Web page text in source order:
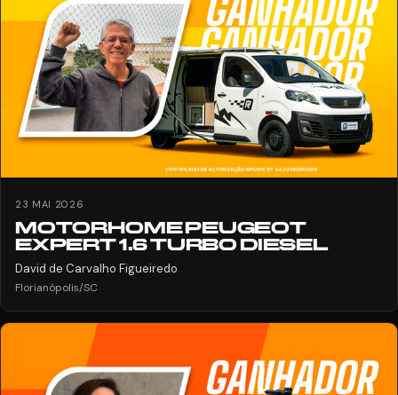
23 MAI 2026
MOTORHOME PEUGEOT
EXPERT 1.6 TURBO DIESEL
David de Carvalho Figueiredo
Florianópolis/SC